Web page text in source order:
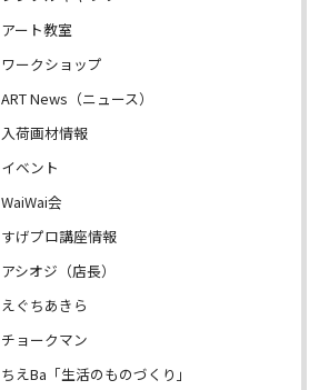
アート教室
ワークショップ
ART News（ニュース）
入荷画材情報
イベント
WaiWai会
すげプロ講座情報
アシオジ（店長）
えぐちあきら
チョークマン
ちえBa「生活のものづくり」